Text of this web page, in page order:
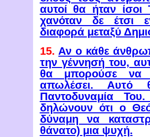
αυτοί θα ήταν
χανόταν δε έτσι
διαφορά μεταξύ
15. Αν ο κάθε
την γέννησή του,
θα μπορούσε να
απωλέσει. Αυτό
Παντοδυναμία
δηλώνουν ότι ο
δύναμη να
θάνατο) μια ψυχή.